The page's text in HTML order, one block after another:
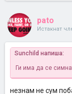
pato
Истакнат
Sunchild напиша:
Ги има да се
незнам не сум